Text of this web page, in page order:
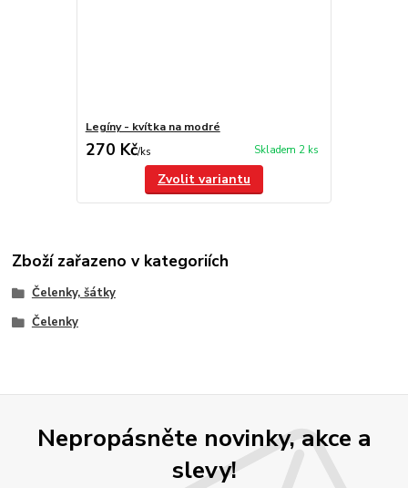
Legíny - kvítka na modré
270 Kč/ks Skladem 2 ks
Zvolit variantu
Zboží zařazeno v kategoriích
Čelenky, šátky
Čelenky
Nepropásněte novinky, akce a
slevy!